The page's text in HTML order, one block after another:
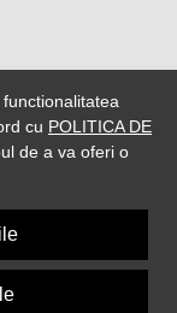
cu POLITICA DE
de a va oferi o